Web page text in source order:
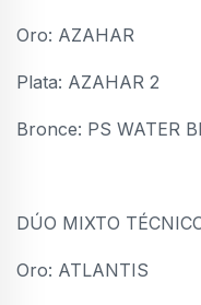
Oro: AZAHAR
Plata: AZAHAR 2
Bronce: PS WATER
DÚO MIXTO
Oro: ATLANTIS